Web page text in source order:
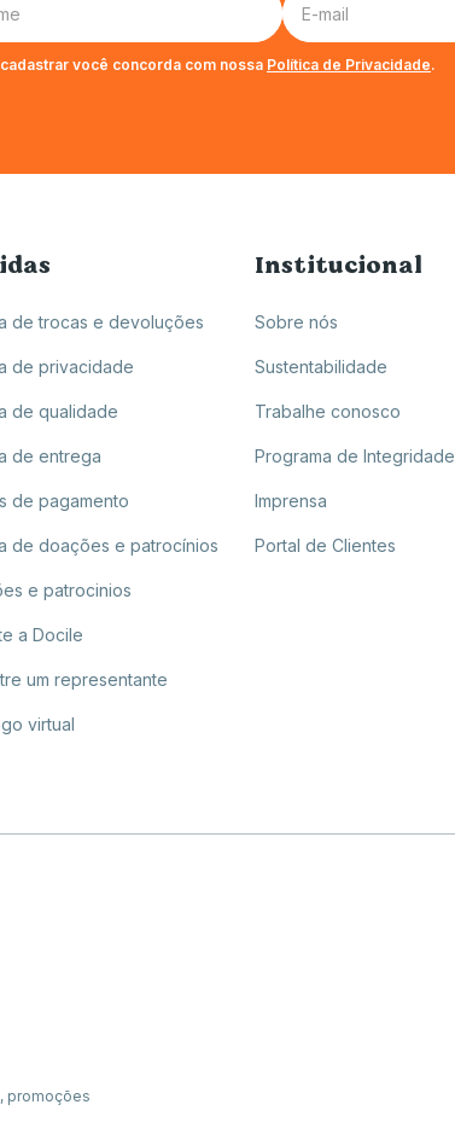
você concorda com nossa Política de Privacidade.
de trocas e devoluções
de privacidade
de qualidade
de entrega
de pagamento
de doações e patrocínios
e patrocinios
a Docile
um representante
virtual
Institucional
Sobre nós
Sustentabilidade
Trabalhe conosco
Programa de Integridade
Imprensa
Portal de Clientes
promoções